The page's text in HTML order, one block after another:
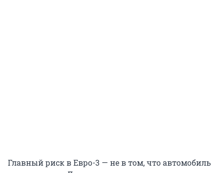
Главный риск в Евро-3 — не в том, что автомобиль